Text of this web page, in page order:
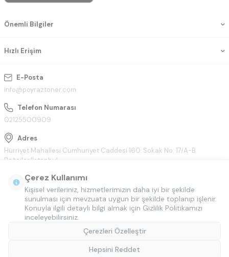
E-Posta
info@poyraztoner.com
Telefon Numarası
02125500909
Adres
Hürriyet Mahallesi Cumhuriyet Caddesi 160. Sokak No: 17/A-B
Bağcılar/İstanbul
Önemli Bilgiler
Hızlı Erişim
Çerez Kullanımı
Kişisel verileriniz, hizmetlerimizin daha iyi bir şekilde
sunulması için mevzuata uygun bir şekilde toplanıp işlenir.
Konuyla ilgili detaylı bilgi almak için Gizlilik Politikamızı
inceleyebilirsiniz.
Çerezleri Özelleştir
Hepsini Reddet